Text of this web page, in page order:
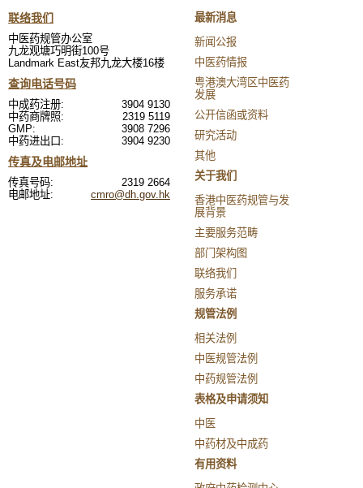
联络我们
中医药规管办公室
九龙观塘巧明街100号
Landmark East友邦九龙大楼16楼
查询电话号码
中成药注册:
3904 9130
中药商牌照:
2319 5119
GMP:
3908 7296
中药进出口:
3904 9230
传真及电邮地址
传真号码:
2319 2664
电邮地址:
cmro@dh.gov.hk
最新消息
新闻公报
中医药情报
粤港澳大湾区中医药
发展
公开信函或资料
研究活动
其他
关于我们
香港中医药规管与发
展背景
主要服务范畴
部门架构图
联络我们
服务承诺
规管法例
相关法例
中医规管法例
中药规管法例
表格及申请须知
中医
中药材及中成药
有用资料